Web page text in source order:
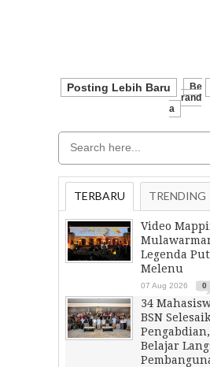
Posting Lebih Baru
Be
Rand
A
TERBARU TRENDING
Video
Legenda
Melenu
07 Aug 2026 0
34
BSN
Belajar